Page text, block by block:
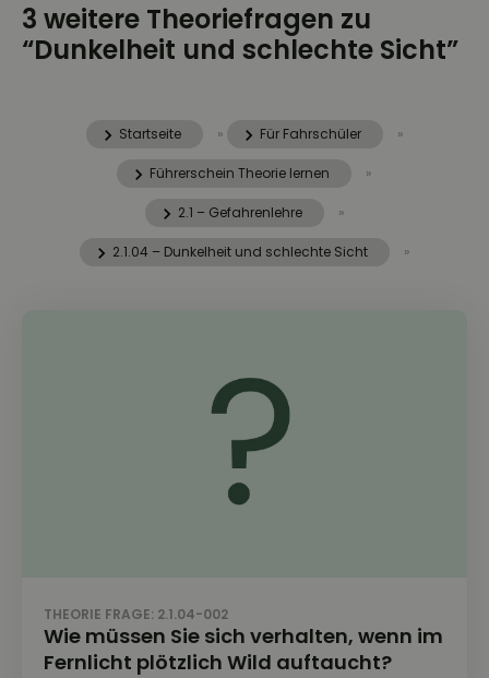
3 weitere Theoriefragen zu
“Dunkelheit und schlechte Sicht”
Startseite » Für Fahrschüler »
Führerschein Theorie lernen »
2.1 – Gefahrenlehre »
2.1.04 – Dunkelheit und schlechte Sicht »
THEORIE FRAGE: 2.1.04-002
Wie müssen Sie sich verhalten, wenn im
Fernlicht plötzlich Wild auftaucht?